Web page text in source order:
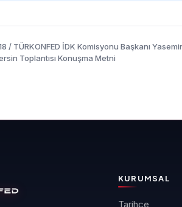
/ TÜRKONFED İDK Komisyonu Başkanı
Toplantısı Konuşma Metni
KURUMSAL
Tarihçe